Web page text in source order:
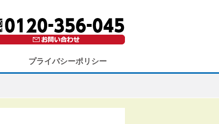
プライバシーポリシー